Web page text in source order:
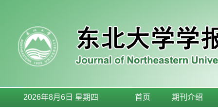
2026年8月6日 星期四 首页 期刊介绍